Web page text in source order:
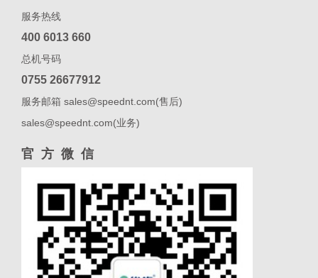
服务热线
400 6013 660
总机号码
0755 26677912
服务邮箱 sales@speednt.com(售后)
sales@speednt.com(业务)
官方微信